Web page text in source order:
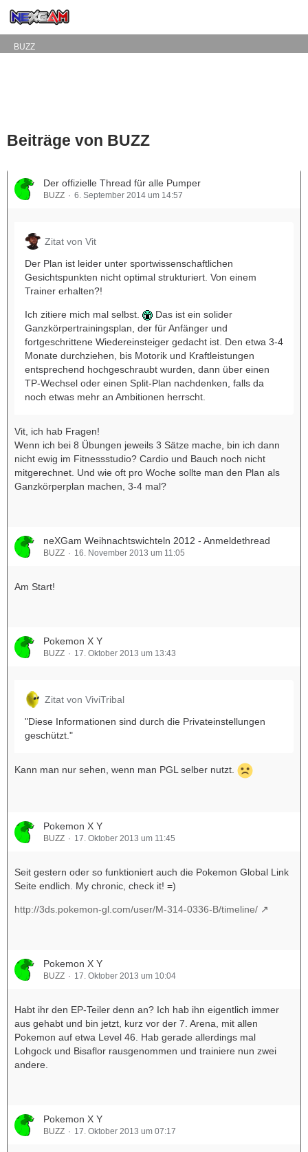
BUZZ
Beiträge von BUZZ
Der offizielle Thread für alle Pumper
BUZZ 6. September 2014 um 14:57
Zitat von Vit
Der Plan ist leider unter sportwissenschaftlichen
Gesichtspunkten nicht optimal strukturiert. Von einem
Trainer erhalten?!
Ich zitiere mich mal selbst.
Das ist ein solider
Ganzkörpertrainingsplan, der für Anfänger und
fortgeschrittene Wiedereinsteiger gedacht ist. Den etwa 3-4
Monate durchziehen, bis Motorik und Kraftleistungen
entsprechend hochgeschraubt wurden, dann über einen
TP-Wechsel oder einen Split-Plan nachdenken, falls da
noch etwas mehr an Ambitionen herrscht.
Vit, ich hab Fragen!
Wenn ich bei 8 Übungen jeweils 3 Sätze mache, bin ich dann
nicht ewig im Fitnessstudio? Cardio und Bauch noch nicht
mitgerechnet. Und wie oft pro Woche sollte man den Plan als
Ganzkörperplan machen, 3-4 mal?
neXGam Weihnachtswichteln 2012 - Anmeldethread
BUZZ 16. November 2013 um 11:05
Am Start!
Pokemon X Y
BUZZ 17. Oktober 2013 um 13:43
Zitat von ViviTribal
"Diese Informationen sind durch die Privateinstellungen
geschützt."
Kann man nur sehen, wenn man PGL selber nutzt.
Pokemon X Y
BUZZ 17. Oktober 2013 um 11:45
Seit gestern oder so funktioniert auch die Pokemon Global Link
Seite endlich. My chronic, check it! =)
http://3ds.pokemon-gl.com/user/M-314-0336-B/timeline/
Pokemon X Y
BUZZ 17. Oktober 2013 um 10:04
Habt ihr den EP-Teiler denn an? Ich hab ihn eigentlich immer
aus gehabt und bin jetzt, kurz vor der 7. Arena, mit allen
Pokemon auf etwa Level 46. Hab gerade allerdings mal
Lohgock und Bisaflor rausgenommen und trainiere nun zwei
andere.
Pokemon X Y
BUZZ 17. Oktober 2013 um 07:17